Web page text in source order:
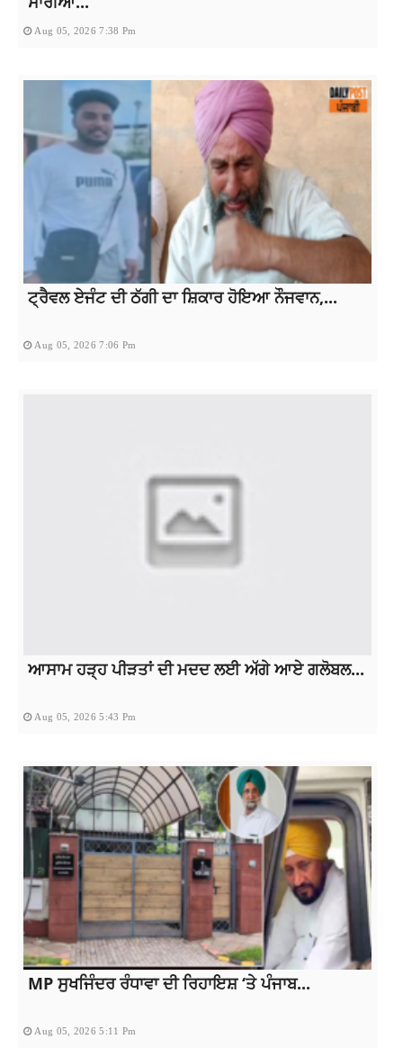
Aug 05, 2026 7:38 Pm
ਟ੍ਰੈਵਲ ਏਜੰਟ ਦੀ ਠੱਗੀ ਦਾ ਸ਼ਿਕਾਰ ਹੋਇਆ ਨੌਜਵਾਨ,...
Aug 05, 2026 7:06 Pm
ਆਸਾਮ ਹੜ੍ਹ ਪੀੜਤਾਂ ਦੀ ਮਦਦ ਲਈ ਅੱਗੇ ਆਏ ਗਲੋਬਲ...
Aug 05, 2026 5:43 Pm
MP ਸੁਖਜਿੰਦਰ ਰੰਧਾਵਾ ਦੀ ਰਿਹਾਇਸ਼ ‘ਤੇ ਪੰਜਾਬ...
Aug 05, 2026 5:11 Pm